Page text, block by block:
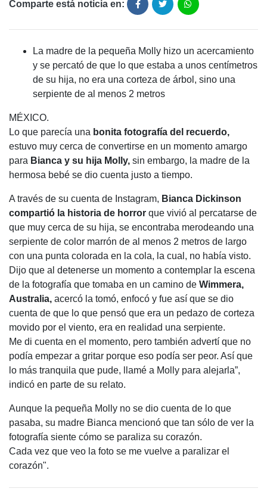
Comparte está noticia en:
La madre de la pequeña Molly hizo un acercamiento
y se percató de que lo que estaba a unos centímetros
de su hija, no era una corteza de árbol, sino una
serpiente de al menos 2 metros
MÉXICO.
Lo que parecía una bonita fotografía del recuerdo,
estuvo muy cerca de convertirse en un momento amargo
para Bianca y su hija Molly, sin embargo, la madre de la
hermosa bebé se dio cuenta justo a tiempo.
A través de su cuenta de Instagram, Bianca Dickinson
compartió la historia de horror que vivió al percatarse de
que muy cerca de su hija, se encontraba merodeando una
serpiente de color marrón de al menos 2 metros de largo
con una punta colorada en la cola, la cual, no había visto.
Dijo que al detenerse un momento a contemplar la escena
de la fotografía que tomaba en un camino de Wimmera,
Australia, acercó la tomó, enfocó y fue así que se dio
cuenta de que lo que pensó que era un pedazo de corteza
movido por el viento, era en realidad una serpiente.
Me di cuenta en el momento, pero también advertí que no
podía empezar a gritar porque eso podía ser peor. Así que
lo más tranquila que pude, llamé a Molly para alejarla”,
indicó en parte de su relato.
Aunque la pequeña Molly no se dio cuenta de lo que
pasaba, su madre Bianca mencionó que tan sólo de ver la
fotografía siente cómo se paraliza su corazón.
Cada vez que veo la foto se me vuelve a paralizar el
corazón".